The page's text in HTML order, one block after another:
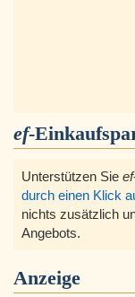
ef-
Unterstützen Sie ef
durch einen Klick
nichts zusätzlich
Angebots.
Anzeige